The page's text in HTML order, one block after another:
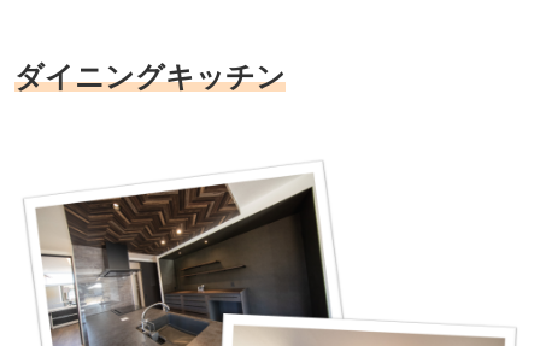
ダイニングキッチン